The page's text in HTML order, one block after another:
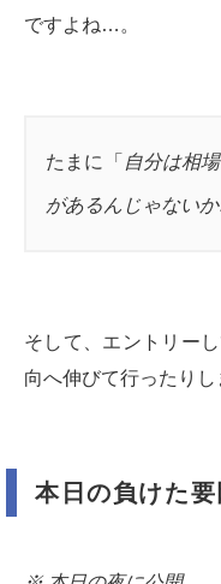
ですよね…。
たまに「 自分は相
があるんじゃない
そして、エントリー
向へ伸びて行ったりし
本日の負けた要